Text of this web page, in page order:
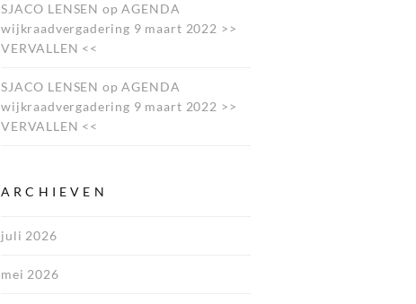
SJACO LENSEN opAGENDA
wijkraadvergadering 9 maart 2022 >>
VERVALLEN <<
SJACO LENSEN opAGENDA
wijkraadvergadering 9 maart 2022 >>
VERVALLEN <<
ARCHIEVEN
juli 2026
mei 2026